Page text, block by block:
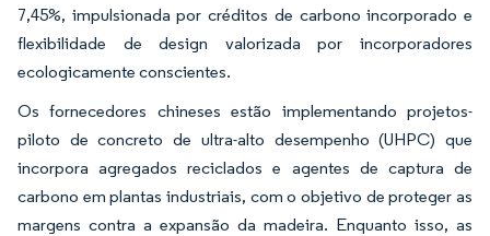
7,45%, impulsionada por créditos de carbono incorporado e
flexibilidade de design valorizada por incorporadores
ecologicamente conscientes.
Os fornecedores chineses estão implementando projetos-
piloto de concreto de ultra-alto desempenho (UHPC) que
incorpora agregados reciclados e agentes de captura de
carbono em plantas industriais, com o objetivo de proteger as
margens contra a expansão da madeira. Enquanto isso, as